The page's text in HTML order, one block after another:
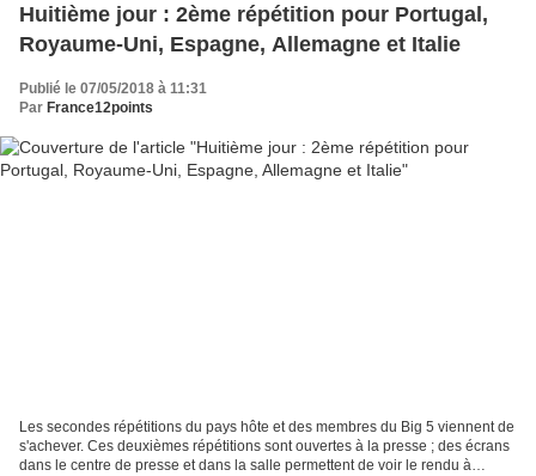
Huitième jour : 2ème répétition pour Portugal,
Royaume-Uni, Espagne, Allemagne et Italie
Publié le 07/05/2018 à 11:31
Par France12points
Les secondes répétitions du pays hôte et des membres du Big 5 viennent de
s'achever. Ces deuxièmes répétitions sont ouvertes à la presse ; des écrans
dans le centre de presse et dans la salle permettent de voir le rendu à